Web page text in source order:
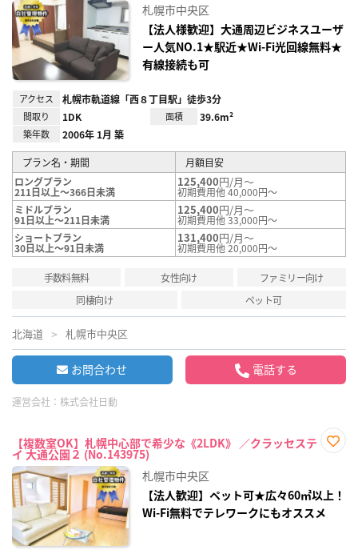
録
札幌市中央区
【法人様歓迎】大通周辺ビジネスユーザ
ー人気NO.1★駅近★Wi-Fi光回線無料★
有線接続も可
アクセス 札幌市軌道線「西８丁目駅」徒歩3分
間取り 1DK 面積 39.6m²
築年数 2006年 1月 築
プラン名・期間
月額目安
ロングプラン
211日以上～366日未満
125,400円/月～
初期費用他 40,000円～
ミドルプラン
91日以上～211日未満
125,400円/月～
初期費用他 33,000円～
ショートプラン
30日以上～91日未満
131,400円/月～
初期費用他 20,000円～
手数料無料 女性向け
ファミリー向け
同棲向け
ペット可
北海道 札幌市中央区
お問合わせ 電話する
運営会社： 株式会社日動
【複数室OK】札幌中心部で希少な《2LDK》 ／クラッセステ
イ 大通公園２ (No.143975)
録
札幌市中央区
【法人歓迎】ペット可★広々60㎡以上！
Wi-Fi無料でテレワークにもオススメ